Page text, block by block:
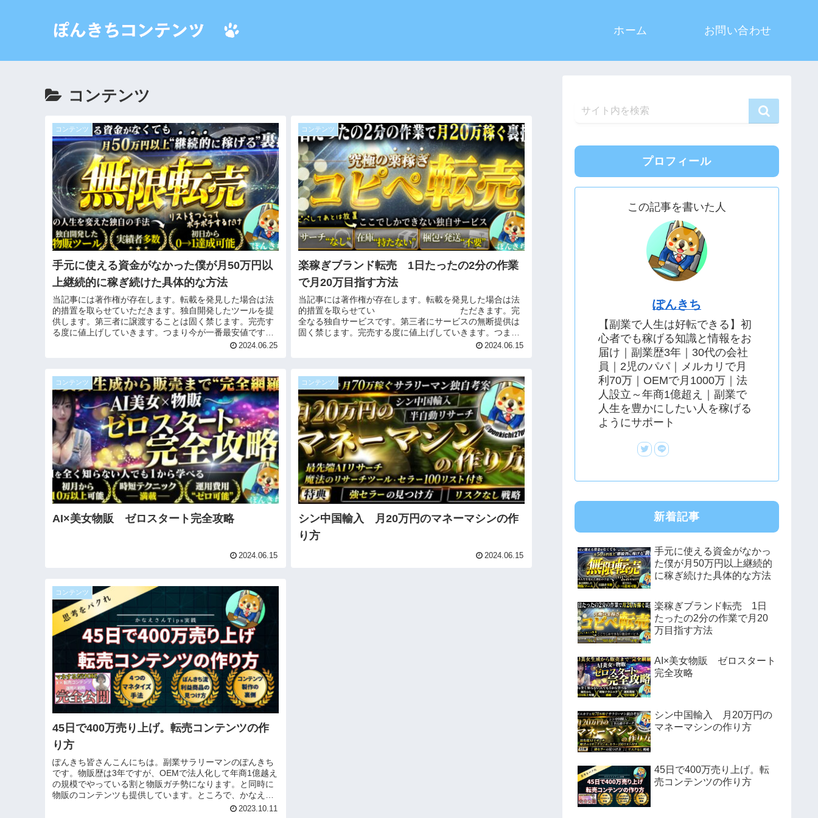
ホーム お問い合わせ
コンテンツ
コンテンツ
手元に使える資金がなかった僕が月50万円以
上継続的に稼ぎ続けた具体的な方法
当記事には著作権が存在します。転載を発見した場合は法
的措置を取らせていただきます。独自開発したツールを提
供します。第三者に譲渡することは固く禁じます。完売す
る度に値上げしていきます。つまり今が一番最安値です。
2024.06.25
コンテンツ
楽稼ぎブランド転売 1日たったの2分の作業
で月20万目指す方法
当記事には著作権が存在します。転載を発見した場合は法
的措置を取らせてい ただきます。完
全なる独自サービスです。第三者にサービスの無断提供は
固く禁じます。完売する度に値上げしていきます。つまり
2024.06.15
コンテンツ
AI×美女物販 ゼロスタート完全攻略
2024.06.15
コンテンツ
シン中国輸入 月20万円のマネーマシンの作
り方
2024.06.15
コンテンツ
45日で400万売り上げ。転売コンテンツの作
り方
ぽんきち皆さんこんにちは。副業サラリーマンのぽんきち
です。物販歴は3年ですが、OEMで法人化して年商1億越え
の規模でやっている割と物販ガチ勢になります。と同時に
物販のコンテンツも提供しています。ところで、かなえさ
2023.10.11
プロフィール
この記事を書いた人
ぽんきち
【副業で人生は好転できる】初
心者でも稼げる知識と情報をお
届け｜副業歴3年｜30代の会社
員｜2児のパパ｜メルカリで月
利70万｜OEMで月1000万｜法
人設立～年商1億超え｜副業で
人生を豊かにしたい人を稼げる
ようにサポート
新着記事
手元に使える資金がなかっ
た僕が月50万円以上継続的
に稼ぎ続けた具体的な方法
楽稼ぎブランド転売 1日
たったの2分の作業で月20
万目指す方法
AI×美女物販 ゼロスタート
完全攻略
シン中国輸入 月20万円の
マネーマシンの作り方
45日で400万売り上げ。転
売コンテンツの作り方